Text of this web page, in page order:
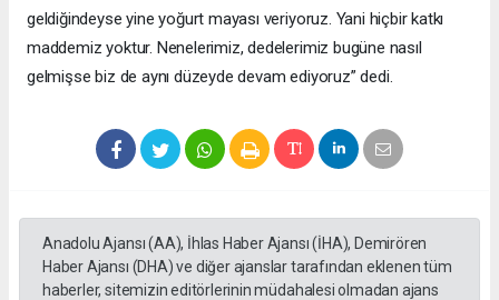
geldiğindeyse yine yoğurt mayası veriyoruz. Yani hiçbir katkı
maddemiz yoktur. Nenelerimiz, dedelerimiz bugüne nasıl
gelmişse biz de aynı düzeyde devam ediyoruz” dedi.
Anadolu Ajansı (AA), İhlas Haber Ajansı (İHA), Demirören
Haber Ajansı (DHA) ve diğer ajanslar tarafından eklenen tüm
haberler, sitemizin editörlerinin müdahalesi olmadan ajans